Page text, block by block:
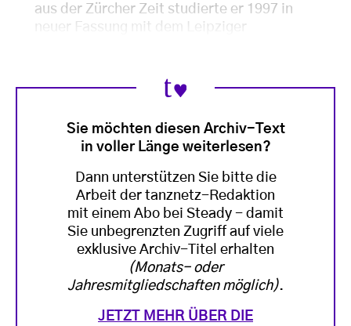
aus der Zürcher Zeit studierte er 1997 in
neuer Fassung mit dem Leipziger
Sie möchten diesen Archiv-Text
in voller Länge weiterlesen?
Dann unterstützen Sie bitte die
Arbeit der tanznetz-Redaktion
mit einem Abo bei Steady - damit
Sie unbegrenzten Zugriff auf viele
exklusive Archiv-Titel erhalten
(Monats- oder
Jahresmitgliedschaften möglich).
JETZT MEHR ÜBER DIE